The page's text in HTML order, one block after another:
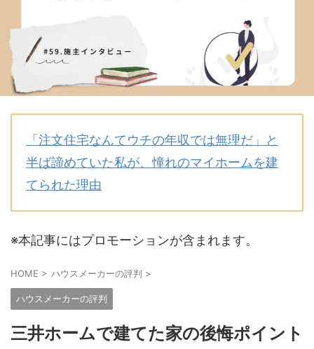
「注文住宅なんてウチの年収では無理だ」と
半ば諦めていた私が、憧れのマイホームを建
てられた理由
※本記事にはプロモーションが含まれます。
HOME > ハウスメーカーの評判 >
ハウスメーカーの評判
三井ホームで建てた家の後悔ポイント